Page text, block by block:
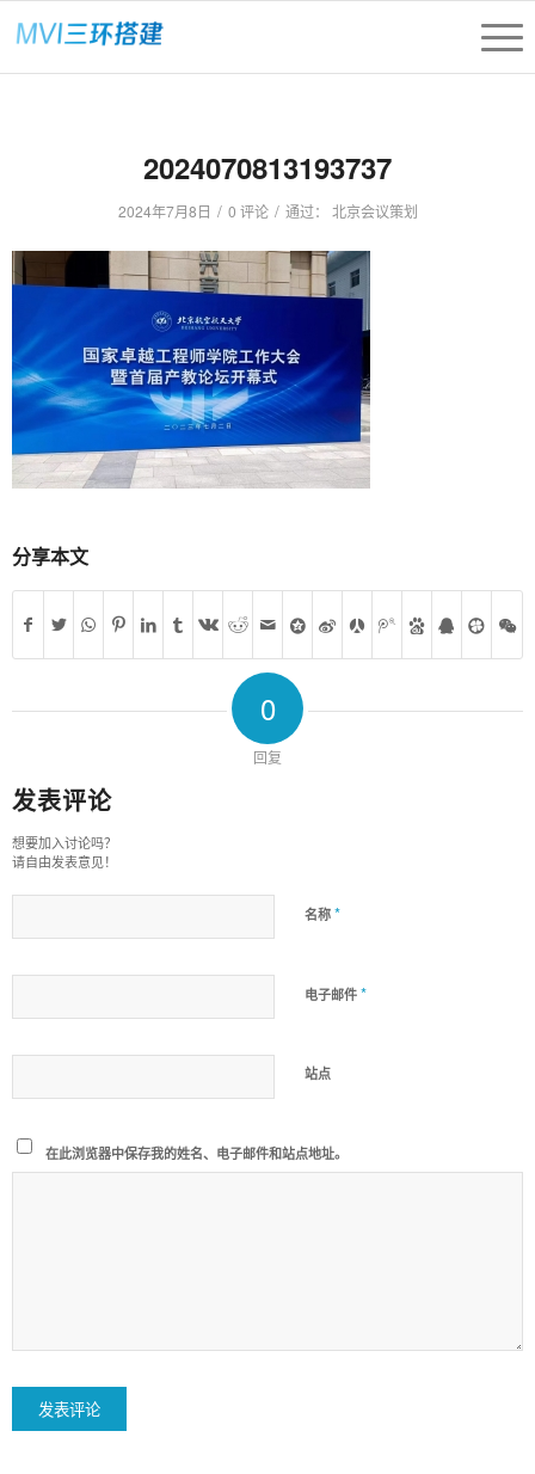
2024070813193737
2024年7月8日 / 0 评论 / 通过： 北京会议策划
分享本文
0
回复
发表评论
想要加入讨论吗？
请自由发表意见！
名称 *
电子邮件 *
站点
在此浏览器中保存我的姓名、电子邮件和站点地址。